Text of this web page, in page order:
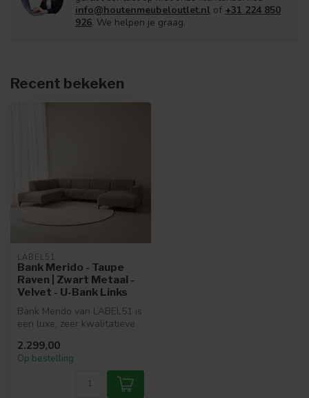
info@houtenmeubeloutlet.nl of +31 224 850
926. We helpen je graag.
Recent bekeken
LABEL51
Bank Merido - Taupe
Raven | Zwart Metaal -
Velvet - U-Bank Links
Bank Merido van LABEL51 is
een luxe, zeer kwalitatieve
Mer...
2.299,00
Op bestelling